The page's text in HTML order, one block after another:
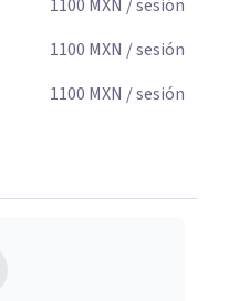
1100 MXN / sesión
1100 MXN / sesión
1100 MXN / sesión